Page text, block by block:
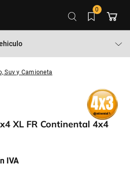
0
Suv y Camioneta
XL FR Continental 4x4